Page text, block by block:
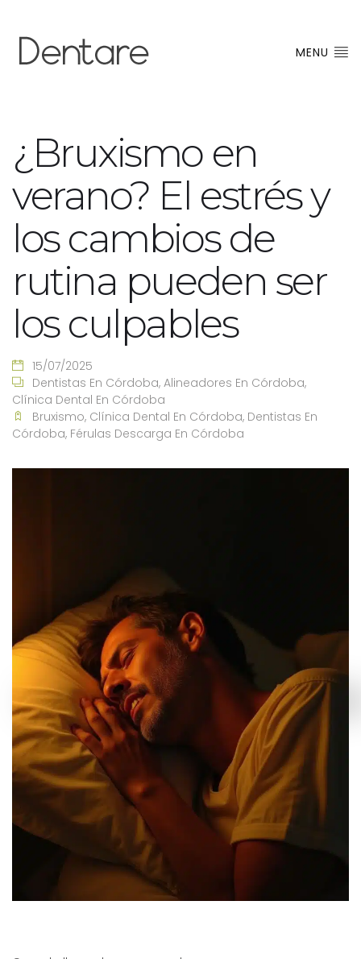
MENU
¿Bruxismo en
verano? El estrés y
los cambios de
rutina pueden ser
los culpables
15/07/2025
Dentistas En Córdoba, Alineadores En Córdoba,
Clínica Dental En Córdoba
Bruxismo, Clínica Dental En Córdoba, Dentistas En
Córdoba, Férulas Descarga En Córdoba